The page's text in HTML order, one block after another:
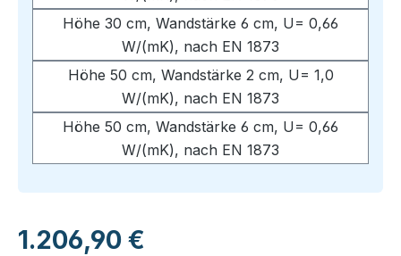
Höhe 30 cm, Wandstärke 6 cm, U= 0,66
W/(mK), nach EN 1873
Höhe 50 cm, Wandstärke 2 cm, U= 1,0
W/(mK), nach EN 1873
Höhe 50 cm, Wandstärke 6 cm, U= 0,66
W/(mK), nach EN 1873
Regulärer Preis:
1.206,90 €